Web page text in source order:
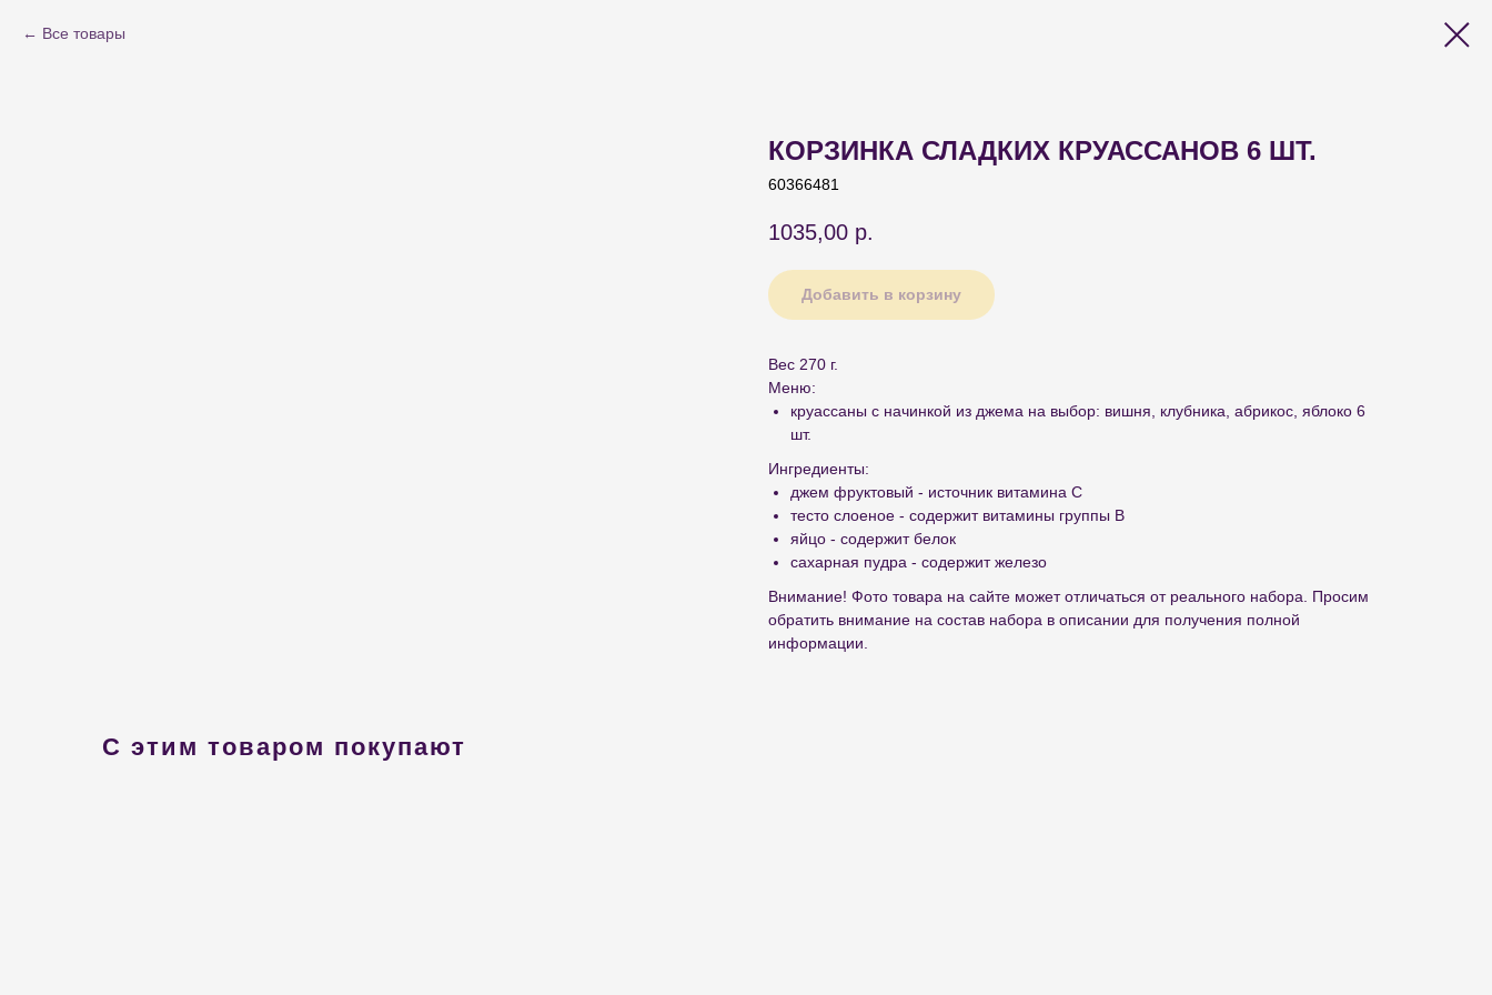
Все товары
КОРЗИНКА СЛАДКИХ КРУАССАНОВ 6 ШТ.
60366481
1035,00 р.
Добавить в корзину
Вес 270 г.
Меню:
круассаны с начинкой из джема на выбор: вишня, клубника, абрикос, яблоко 6
шт.
Ингредиенты:
джем фруктовый - источник витамина С
тесто слоеное - содержит витамины группы В
яйцо - содержит белок
сахарная пудра - содержит железо
Внимание! Фото товара на сайте может отличаться от реального набора. Просим
обратить внимание на состав набора в описании для получения полной
информации.
С этим товаром покупают